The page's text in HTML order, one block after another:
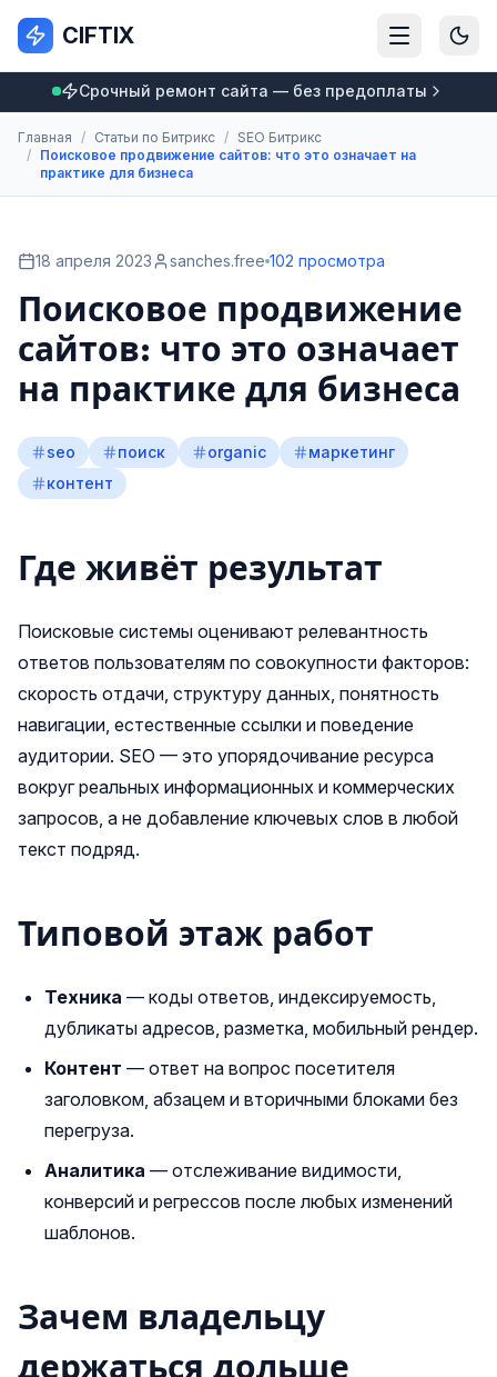
CIFTIX
Срочный ремонт сайта — без предоплаты
Главная / Статьи по Битрикс / SEO Битрикс
/ Поисковое продвижение сайтов: что это означает на
практике для бизнеса
18 апреля 2023 sanches.free 102 просмотра
Поисковое продвижение
сайтов: что это означает
на практике для бизнеса
seo поиск organic
маркетинг
контент
Где живёт результат
Поисковые системы оценивают релевантность
ответов пользователям по совокупности факторов:
скорость отдачи, структуру данных, понятность
навигации, естественные ссылки и поведение
аудитории. SEO — это упорядочивание ресурса
вокруг реальных информационных и коммерческих
запросов, а не добавление ключевых слов в любой
текст подряд.
Типовой этаж работ
Техника — коды ответов, индексируемость,
дубликаты адресов, разметка, мобильный рендер.
Контент — ответ на вопрос посетителя
заголовком, абзацем и вторичными блоками без
перегруза.
Аналитика — отслеживание видимости,
конверсий и регрессов после любых изменений
шаблонов.
Зачем владельцу
держаться дольше